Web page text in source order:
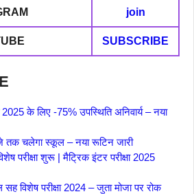
join
SUBSCRIBE
2025 के लिए -75% उपस्थिति अनिवार्य – नया
चलेगा स्कूल – नया रूटिन जारी
परीक्षा शुरू | मैट्रिक इंटर परीक्षा 2025
सह विशेष परीक्षा 2024 – जुता मोजा पर रोक